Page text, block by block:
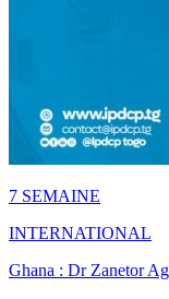
7 SEMAINE
INTERNATIONAL
Ghana : Dr Zanetor